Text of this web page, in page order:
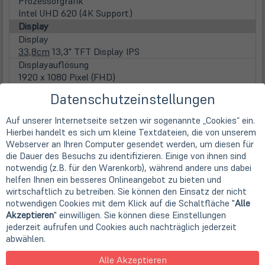
Intel UHD 620 (4K Support)
Display
Display
33,8cm 13,3" TFT Display IPS
Displayauflösung
1920 x 1080 Pixel (FHD)
Displayoberfläche
Anti-Glare (matt)
Displaybeleuchtung
LED Hintergrundbeleuchtung
Touchscreen
nicht vorhanden
WebCam
Webcam
integrierte HD WebCam
Hauptspeicher
inst. Speicher
8 GB DDR4 (1x 8 GB)
Datenschutzeinstellungen
Auf unserer Internetseite setzen wir sogenannte „Cookies“ ein.
Hierbei handelt es sich um kleine Textdateien, die von unserem
Webserver an Ihren Computer gesendet werden, um diesen für
die Dauer des Besuchs zu identifizieren. Einige von ihnen sind
notwendig (z.B. für den Warenkorb), während andere uns dabei
helfen Ihnen ein besseres Onlineangebot zu bieten und
wirtschaftlich zu betreiben. Sie können den Einsatz der nicht
notwendigen Cookies mit dem Klick auf die Schaltfläche "Alle
Akzeptieren" einwilligen. Sie können diese Einstellungen
jederzeit aufrufen und Cookies auch nachträglich jederzeit
abwählen.
Alle Akzeptieren